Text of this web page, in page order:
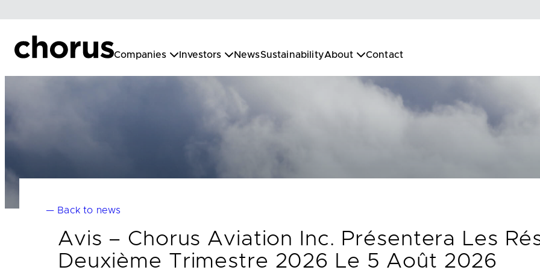
content
Companies Investors NewsSustainabilityAbout Contact
— Back to news
Avis – Chorus Aviation Inc. Présentera Les
Deuxième Trimestre 2026 Le 5 Août 2026